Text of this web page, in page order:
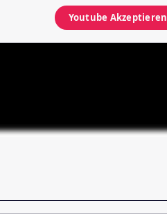
Youtube Akzeptieren